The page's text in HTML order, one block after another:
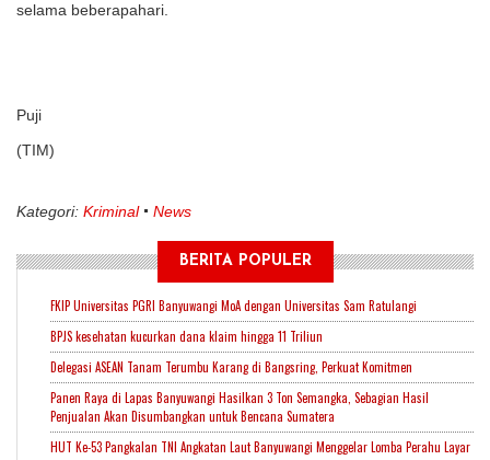
selama beberapahari.
Puji
(TIM)
Kategori: Kriminal News
BERITA POPULER
FKIP Universitas PGRI Banyuwangi MoA dengan Universitas Sam Ratulangi
BPJS kesehatan kucurkan dana klaim hingga 11 Triliun
Delegasi ASEAN Tanam Terumbu Karang di Bangsring, Perkuat Komitmen
Panen Raya di Lapas Banyuwangi Hasilkan 3 Ton Semangka, Sebagian Hasil
Penjualan Akan Disumbangkan untuk Bencana Sumatera
HUT Ke-53 Pangkalan TNI Angkatan Laut Banyuwangi Menggelar Lomba Perahu Layar